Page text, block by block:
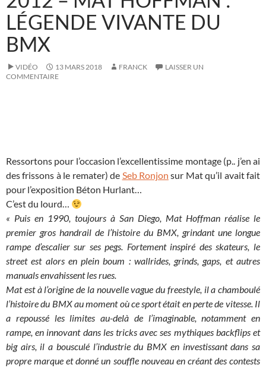
LÉGENDE VIVANTE DU
BMX
VIDÉO 13 MARS 2018 FRANCK
LAISSER UN
COMMENTAIRE
Ressortons pour l’occasion l’excellentissime montage (p.. j’en ai
des frissons à le remater) de Seb Ronjon sur Mat qu’il avait fait
pour l’exposition Béton Hurlant…
C’est du lourd…
« Puis en 1990, toujours à San Diego, Mat Hoffman réalise le
premier gros handrail de l’histoire du BMX, grindant une longue
rampe d’escalier sur ses pegs. Fortement inspiré des skateurs, le
street est alors en plein boum : wallrides, grinds, gaps, et autres
manuals envahissent les rues.
Mat est à l’origine de la nouvelle vague du freestyle, il a chamboulé
l’histoire du BMX au moment où ce sport était en perte de vitesse. Il
a repoussé les limites au-delà de l’imaginable, notamment en
rampe, en innovant dans les tricks avec ses mythiques backflips et
big airs, il a bousculé l’industrie du BMX en investissant dans sa
propre marque et donné un souffle nouveau en créant des contests